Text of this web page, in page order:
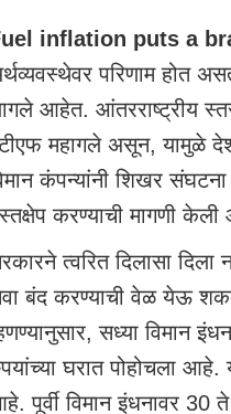
inflation puts a
परिणाम होत
आहेत. आंतरराष्ट्रीय
महागले असून, यामुळे
कंपन्यांनी शिखर
करण्याची मागणी
त्वरित दिलासा दिला
बंद करण्याची वेळ येऊ
सध्या विमान
घरात पोहोचला आहे.
पूर्वी विमान इंधनावर 30